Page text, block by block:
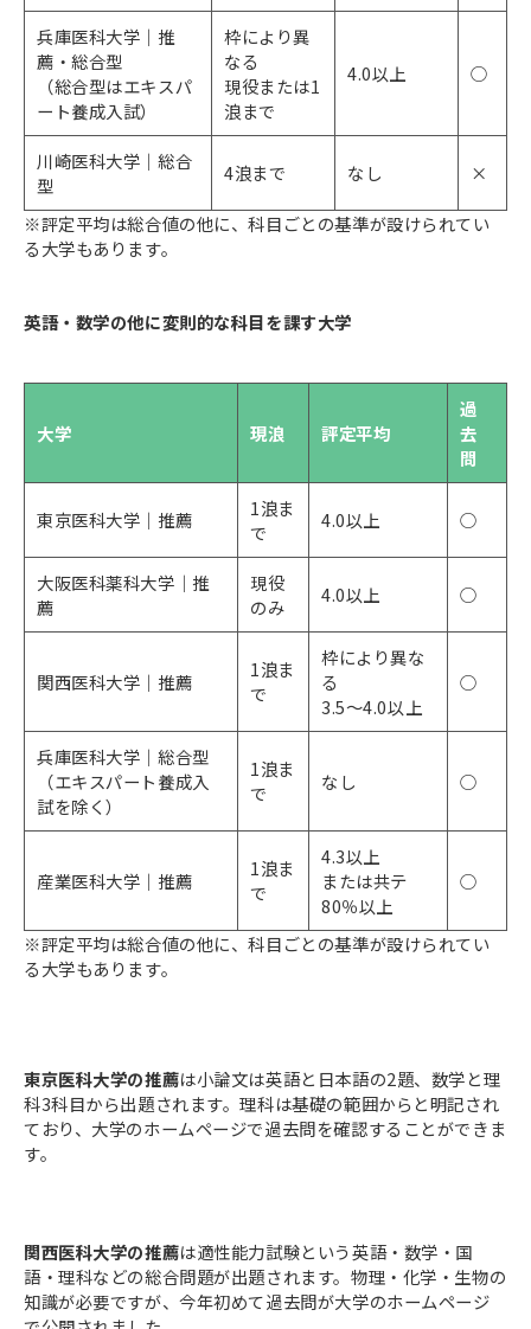
兵庫医科大学｜推
薦・総合型
（総合型はエキスパ
ート養成入試）
枠により異
なる
現役または1
浪まで
4.0以上 ○
川崎医科大学｜総合
型
4浪まで なし ×
※評定平均は総合値の他に、科目ごとの基準が設けられてい
る大学もあります。
英語・数学の他に変則的な科目を課す大学
大学 現浪 評定平均
過
去
問
東京医科大学｜推薦
1浪ま
で
4.0以上 ○
大阪医科薬科大学｜推
薦
現役
のみ
4.0以上 ○
関西医科大学｜推薦
1浪ま
で
枠により異な
る
3.5～4.0以上
○
兵庫医科大学｜総合型
（エキスパート養成入
試を除く）
1浪ま
で
なし ○
産業医科大学｜推薦
1浪ま
で
4.3以上
または共テ
80％以上
○
※評定平均は総合値の他に、科目ごとの基準が設けられてい
る大学もあります。
東京医科大学の推薦は小論文は英語と日本語の2題、数学と理
科3科目から出題されます。理科は基礎の範囲からと明記され
ており、大学のホームページで過去問を確認することができま
す。
関西医科大学の推薦は適性能力試験という英語・数学・国
語・理科などの総合問題が出題されます。物理・化学・生物の
知識が必要ですが、今年初めて過去問が大学のホームページ